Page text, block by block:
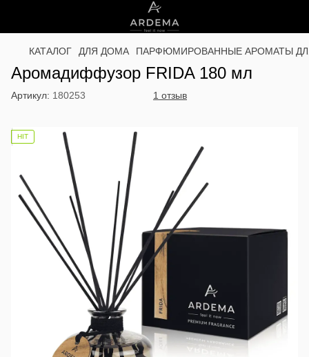
КАТАЛОГ ДЛЯ ДОМА ПАРФЮМИРОВАННЫЕ АРОМАТЫ
Аромадиффузор FRIDA 180 мл
Артикул: 180253 1 отзыв
НІТ